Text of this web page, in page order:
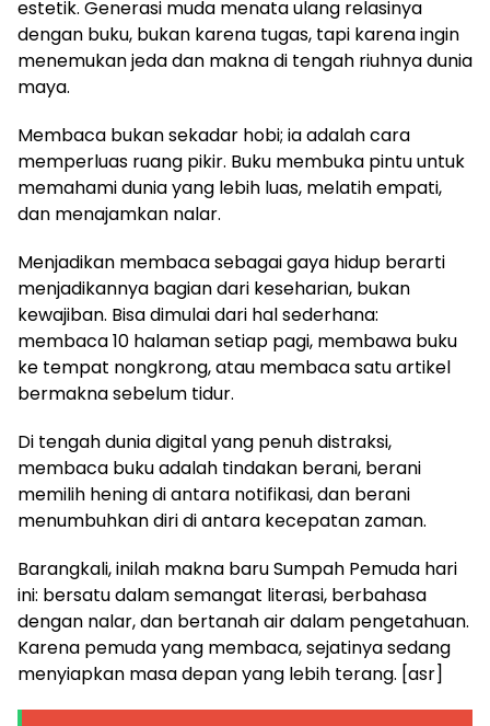
estetik. Generasi muda menata ulang relasinya
dengan buku, bukan karena tugas, tapi karena ingin
menemukan jeda dan makna di tengah riuhnya dunia
maya.
Membaca bukan sekadar hobi; ia adalah cara
memperluas ruang pikir. Buku membuka pintu untuk
memahami dunia yang lebih luas, melatih empati,
dan menajamkan nalar.
Menjadikan membaca sebagai gaya hidup berarti
menjadikannya bagian dari keseharian, bukan
kewajiban. Bisa dimulai dari hal sederhana:
membaca 10 halaman setiap pagi, membawa buku
ke tempat nongkrong, atau membaca satu artikel
bermakna sebelum tidur.
Di tengah dunia digital yang penuh distraksi,
membaca buku adalah tindakan berani, berani
memilih hening di antara notifikasi, dan berani
menumbuhkan diri di antara kecepatan zaman.
Barangkali, inilah makna baru Sumpah Pemuda hari
ini: bersatu dalam semangat literasi, berbahasa
dengan nalar, dan bertanah air dalam pengetahuan.
Karena pemuda yang membaca, sejatinya sedang
menyiapkan masa depan yang lebih terang. [asr]